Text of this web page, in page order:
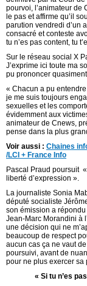
pourvoi, l’animateur de
le pas et affirme qu’il
parution vendredi d’un
consacré et conteste
tu n’es pas content, tu
Sur le réseau social X
J’exprime ici toute ma
pu prononcer
« Chacun a pu
je me suis toujours
sexuelles et les
évidemment aux
animateur de Cnews,
pense dans la plus
Voir aussi : Chaines
/LCI + France Info
Pascal Praud poursuit
liberté d’expression ».
La journaliste Sonia
député socialiste
son émission a
Jean-Marc Morandini à
une décision qui ne
beaucoup de respect
aucun cas ça ne vaut
poursuivi, avant de
pour ne plus exercer sa
« Si tu n’es